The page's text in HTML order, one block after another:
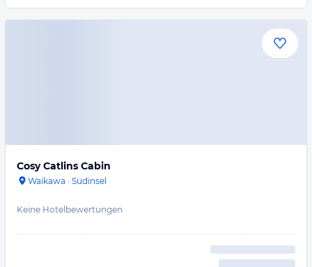
Cosy Catlins Cabin
Waikawa · Südinsel
Keine Hotelbewertungen